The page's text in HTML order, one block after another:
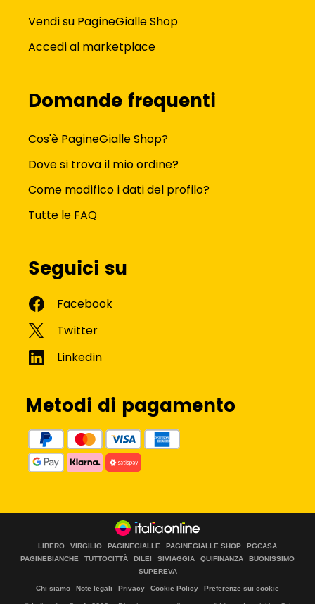
Vendi su PagineGialle Shop
Accedi al marketplace
Domande frequenti
Cos'è PagineGialle Shop?
Dove si trova il mio ordine?
Come modifico i dati del profilo?
Tutte le FAQ
Seguici su
Metodi di pagamento
LIBERO VIRGILIO PAGINEGIALLE PAGINEGIALLE SHOP
PGCASA
PAGINEBIANCHE
TUTTOCITTÀ DILEI SIVIAGGIA QUIFINANZA
BUONISSIMO
SUPEREVA
Chi siamo Note legali Privacy Cookie Policy Preferenze sui cookie